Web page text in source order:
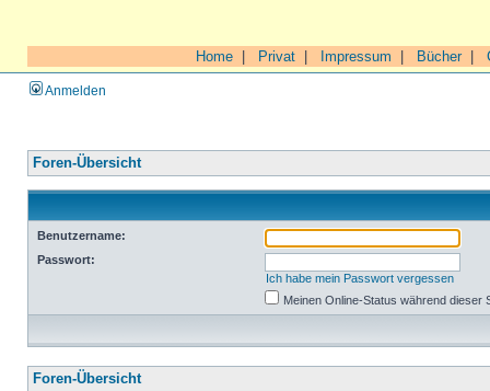
Home Privat Impressum Bücher|
Anmelden
Foren-Übersicht
Benutzername:
Passwort:
Ich habe mein Passwort vergessen
Meinen Online-Status während dieser
Foren-Übersicht